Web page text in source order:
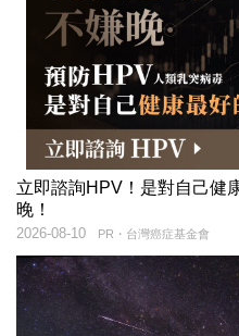
立即諮詢HPV！是對自己健
晚！
PR・台灣癌症基金會
2026-08-10